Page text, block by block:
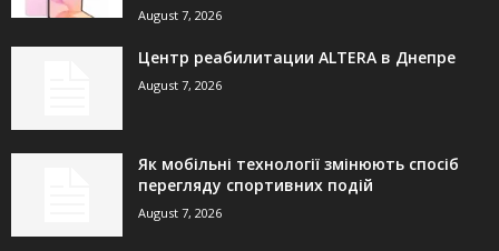
August 7, 2026
Центр реабилитации ALTERA в Днепре
August 7, 2026
Як мобільні технології змінюють спосіб
перегляду спортивних подій
August 7, 2026